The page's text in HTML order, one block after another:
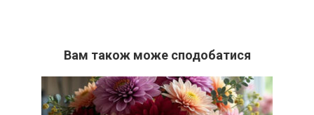
Вам також може сподобатися